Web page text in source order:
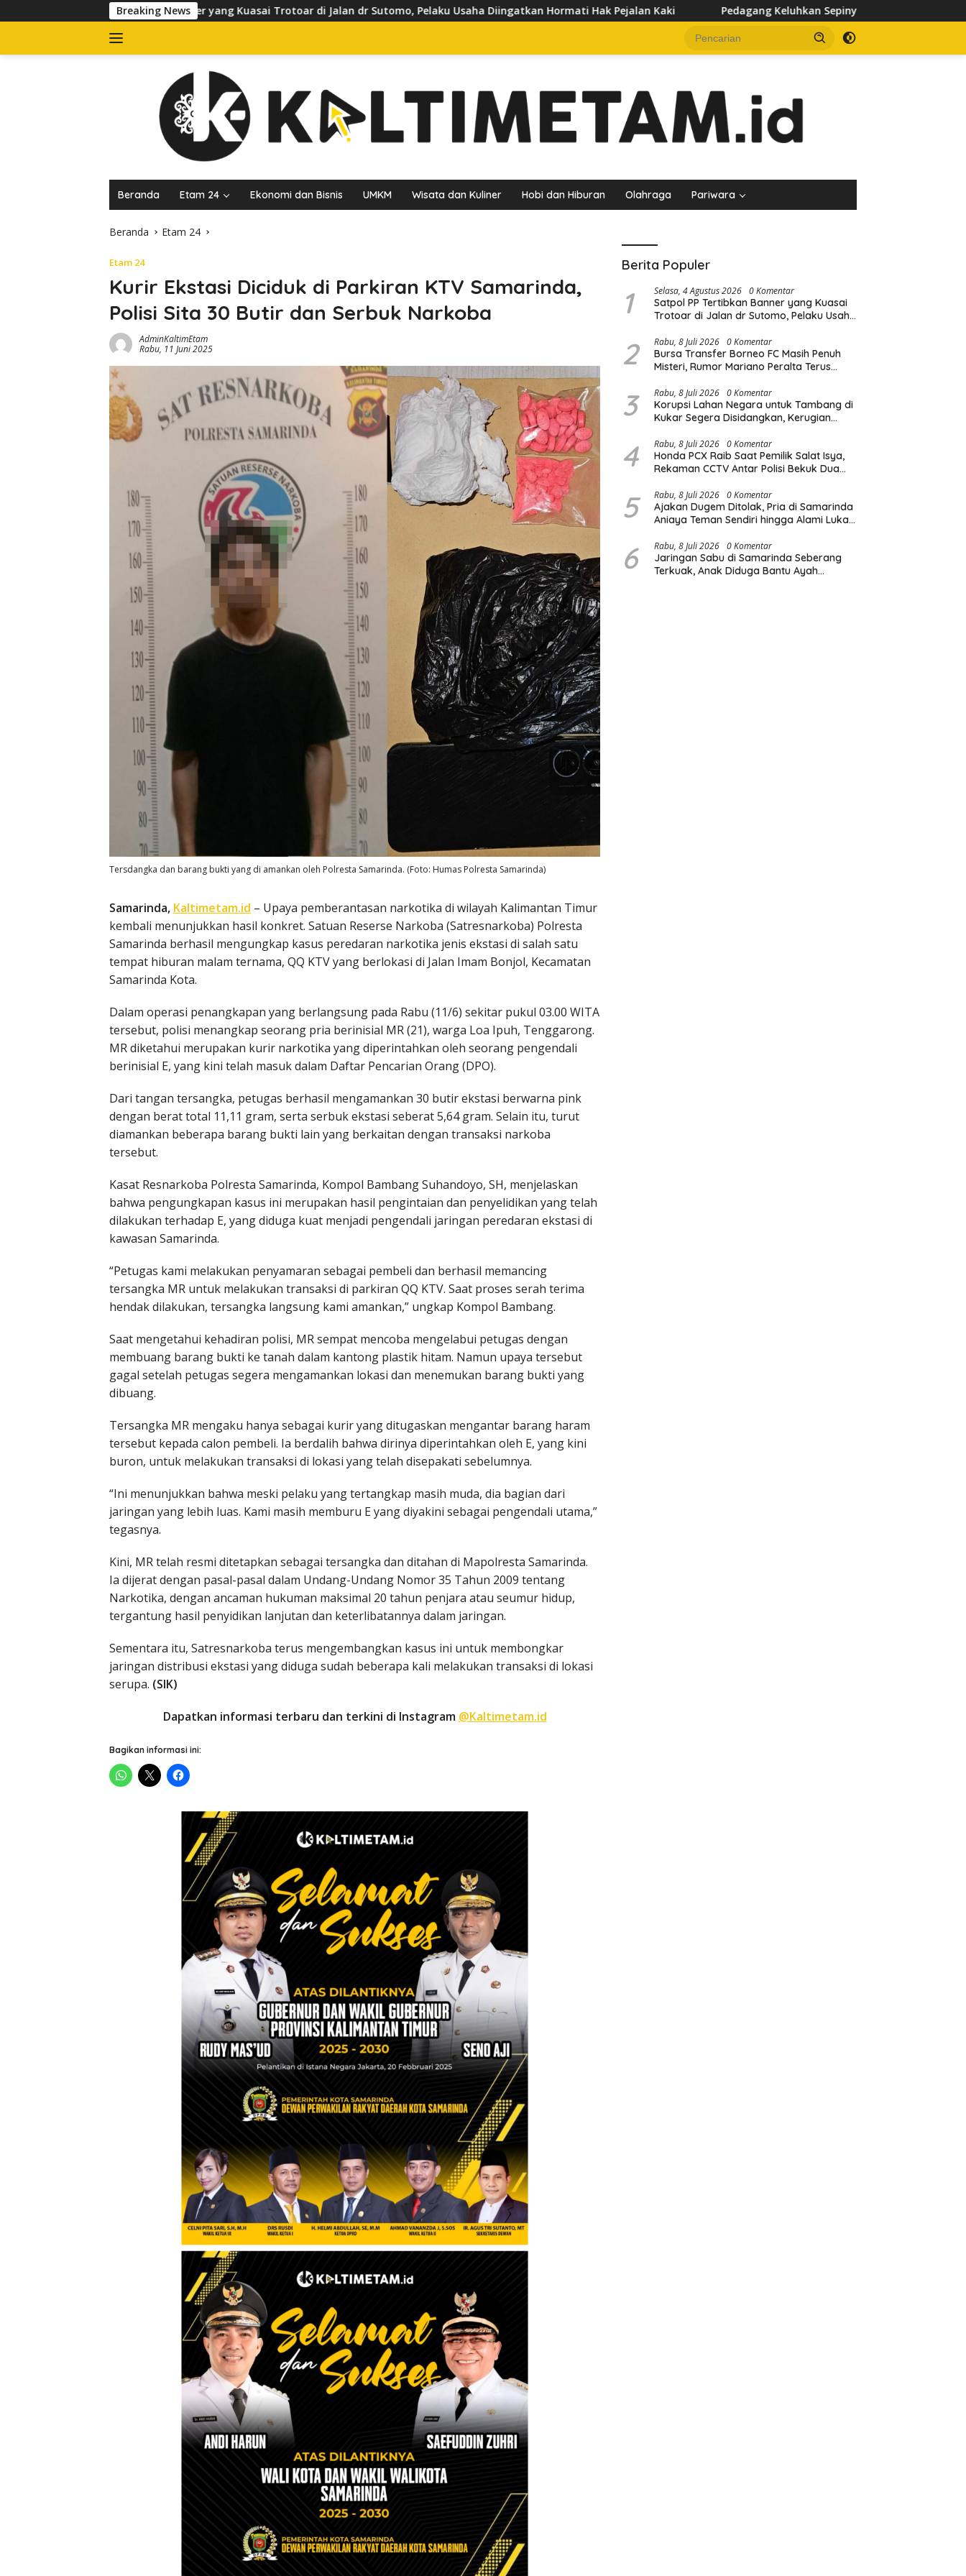
ke
Breaking News
Banner yang Kuasai Trotoar di Jalan dr Sutomo, Pelaku Usaha Diingatkan Hormati Hak Pejalan Kaki Pedagang Keluhkan Sepinya Pasar Pagi Samarinda, Minta Pemkot
Beranda Etam 24 Ekonomi dan Bisnis UMKM Wisata dan Kuliner Hobi dan Hiburan Olahraga Pariwara
Beranda Etam 24
Etam 24
Kurir Ekstasi Diciduk di Parkiran KTV Samarinda,
Polisi Sita 30 Butir dan Serbuk Narkoba
AdminKaltimEtam
Rabu, 11 Juni 2025
Tersdangka dan barang bukti yang di amankan oleh Polresta Samarinda. (Foto: Humas Polresta Samarinda)
Samarinda, Kaltimetam.id – Upaya pemberantasan narkotika di wilayah Kalimantan Timur
kembali menunjukkan hasil konkret. Satuan Reserse Narkoba (Satresnarkoba) Polresta
Samarinda berhasil mengungkap kasus peredaran narkotika jenis ekstasi di salah satu
tempat hiburan malam ternama, QQ KTV yang berlokasi di Jalan Imam Bonjol, Kecamatan
Samarinda Kota.
Dalam operasi penangkapan yang berlangsung pada Rabu (11/6) sekitar pukul 03.00 WITA
tersebut, polisi menangkap seorang pria berinisial MR (21), warga Loa Ipuh, Tenggarong.
MR diketahui merupakan kurir narkotika yang diperintahkan oleh seorang pengendali
berinisial E, yang kini telah masuk dalam Daftar Pencarian Orang (DPO).
Dari tangan tersangka, petugas berhasil mengamankan 30 butir ekstasi berwarna pink
dengan berat total 11,11 gram, serta serbuk ekstasi seberat 5,64 gram. Selain itu, turut
diamankan beberapa barang bukti lain yang berkaitan dengan transaksi narkoba
tersebut.
Kasat Resnarkoba Polresta Samarinda, Kompol Bambang Suhandoyo, SH, menjelaskan
bahwa pengungkapan kasus ini merupakan hasil pengintaian dan penyelidikan yang telah
dilakukan terhadap E, yang diduga kuat menjadi pengendali jaringan peredaran ekstasi di
kawasan Samarinda.
“Petugas kami melakukan penyamaran sebagai pembeli dan berhasil memancing
tersangka MR untuk melakukan transaksi di parkiran QQ KTV. Saat proses serah terima
hendak dilakukan, tersangka langsung kami amankan,” ungkap Kompol Bambang.
Saat mengetahui kehadiran polisi, MR sempat mencoba mengelabui petugas dengan
membuang barang bukti ke tanah dalam kantong plastik hitam. Namun upaya tersebut
gagal setelah petugas segera mengamankan lokasi dan menemukan barang bukti yang
dibuang.
Tersangka MR mengaku hanya sebagai kurir yang ditugaskan mengantar barang haram
tersebut kepada calon pembeli. Ia berdalih bahwa dirinya diperintahkan oleh E, yang kini
buron, untuk melakukan transaksi di lokasi yang telah disepakati sebelumnya.
“Ini menunjukkan bahwa meski pelaku yang tertangkap masih muda, dia bagian dari
jaringan yang lebih luas. Kami masih memburu E yang diyakini sebagai pengendali utama,”
tegasnya.
Kini, MR telah resmi ditetapkan sebagai tersangka dan ditahan di Mapolresta Samarinda.
Ia dijerat dengan pasal-pasal dalam Undang-Undang Nomor 35 Tahun 2009 tentang
Narkotika, dengan ancaman hukuman maksimal 20 tahun penjara atau seumur hidup,
tergantung hasil penyidikan lanjutan dan keterlibatannya dalam jaringan.
Sementara itu, Satresnarkoba terus mengembangkan kasus ini untuk membongkar
jaringan distribusi ekstasi yang diduga sudah beberapa kali melakukan transaksi di lokasi
serupa. (SIK)
Dapatkan informasi terbaru dan terkini di Instagram @Kaltimetam.id
Bagikan informasi ini:
Berita Populer
1 Selasa, 4 Agustus 2026 0 Komentar
Satpol PP Tertibkan Banner yang Kuasai
Trotoar di Jalan dr Sutomo, Pelaku Usaha
2 Rabu, 8 Juli 2026 0 Komentar
Bursa Transfer Borneo FC Masih Penuh
Misteri, Rumor Mariano Peralta Terus
3 Rabu, 8 Juli 2026 0 Komentar
Korupsi Lahan Negara untuk Tambang di
Kukar Segera Disidangkan, Kerugian
4 Rabu, 8 Juli 2026 0 Komentar
Honda PCX Raib Saat Pemilik Salat Isya,
Rekaman CCTV Antar Polisi Bekuk Dua
5 Rabu, 8 Juli 2026 0 Komentar
Ajakan Dugem Ditolak, Pria di Samarinda
Aniaya Teman Sendiri hingga Alami Luka
6 Rabu, 8 Juli 2026 0 Komentar
Jaringan Sabu di Samarinda Seberang
Terkuak, Anak Diduga Bantu Ayah